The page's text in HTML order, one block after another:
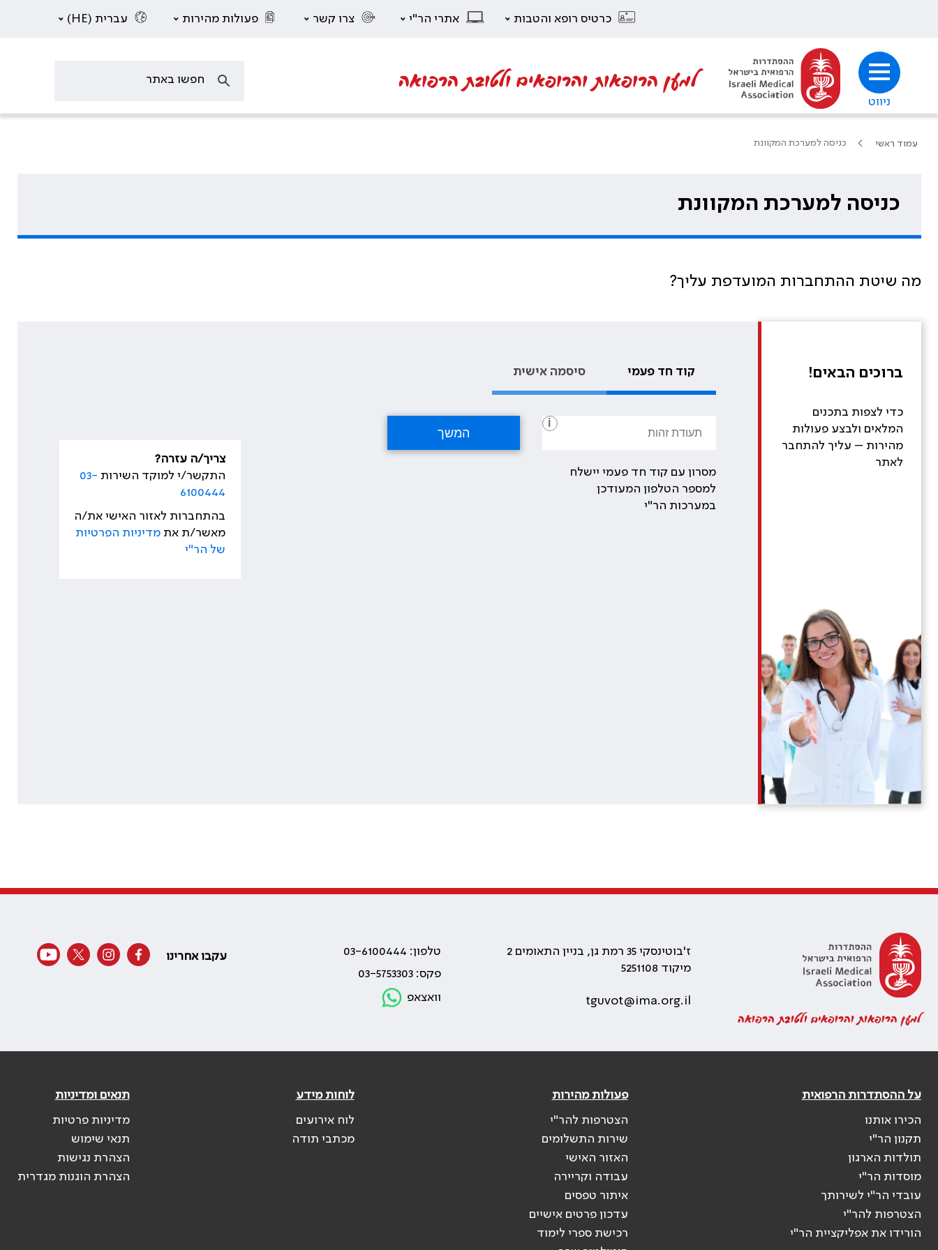
כרטיס רופא והטבות אתרי הר"י צרו קשר פעולות מהירות עברית (HE)
ניווט
למען הרופאות והרופאים ולטובת הרפואה
עמוד ראשי כניסה למערכת המקוונת
כניסה למערכת המקוונת
מה שיטת ההתחברות המועדפת עליך?
ברוכים הבאים!
כדי לצפות בתכנים
המלאים ולבצע פעולות
מהירות – עליך להתחבר
לאתר
קוד חד פעמי סיסמה אישית
i
מסרון עם קוד חד פעמי יישלח
למספר הטלפון המעודכן
במערכות הר"י
צריך/ה עזרה?
התקשר/י למוקד השירות 03-
6100444
בהתחברות לאזור האישי את/ה
מאשר/ת אתמדיניות הפרטיות
של הר"י
למען הרופאות והרופאים ולטובת הרפואה
ז'בוטינסקי 35 רמת גן, בניין התאומים 2
מיקוד 5251108
tguvot@ima.org.il
טלפון: 03-6100444
פקס: 03-5753303
וואצאפ
עקבו אחרינו
על ההסתדרות הרפואית
הכירו אותנו
תקנון הר"י
תולדות הארגון
מוסדות הר"י
עובדי הר"י לשירותך
הצטרפות להר"י
הורידו את אפליקציית הר"י
פעולות מהירות
הצטרפות להר"י
שירות התשלומים
האזור האישי
עבודה וקריירה
איתור טפסים
עדכון פרטים אישיים
רכישת ספרי לימוד
לוחות מידע
לוח אירועים
מכתבי תודה
תנאים ומדיניות
מדיניות פרטיות
תנאי שימוש
הצהרת נגישות
הצהרת הוגנות מגדרית